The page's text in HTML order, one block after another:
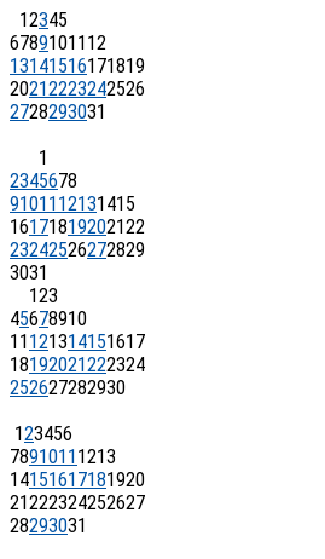
12345
67891011 12
13141516171819
20212223242526
2728293031
1
2345678
91011 12131415
16171819202122
23242526272829
3031
123
45678910
11 121314151617
18192021222324
252627282930
123456
7891011 1213
14151617181920
21222324252627
28293031